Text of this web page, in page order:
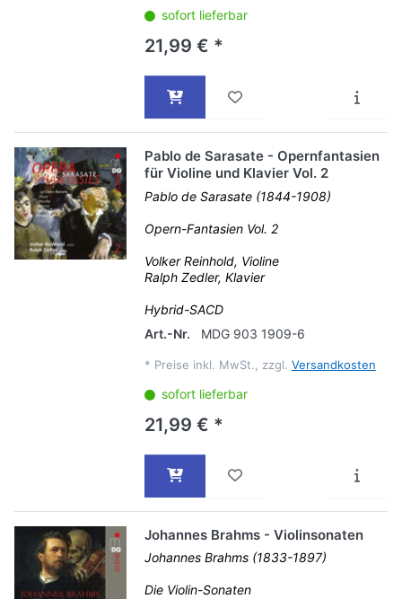
sofort lieferbar
21,99 € *
Pablo de Sarasate - Opernfantasien
für Violine und Klavier Vol. 2
Pablo de Sarasate (1844-1908)
Opern-Fantasien Vol. 2
Volker Reinhold, Violine
Ralph Zedler, Klavier
Hybrid-SACD
Art.-Nr.
MDG 903 1909-6
* Preise inkl. MwSt., zzgl. Versandkosten
sofort lieferbar
21,99 € *
Johannes Brahms - Violinsonaten
Johannes Brahms (1833-1897)
Die Violin-Sonaten